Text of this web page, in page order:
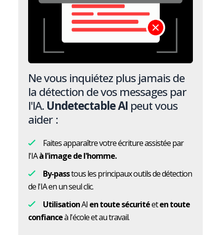
Ne vous inquiétez plus jamais de
la détection de vos messages par
l'IA. Undetectable AI peut vous
aider :
Faites apparaître votre écriture assistée par
l'IAà l'image de l'homme.
By-passtous les principaux outils de détection
de l'IA en un seul clic.
UtilisationAI en toute sécuritéeten toute
confianceà l'école et au travail.